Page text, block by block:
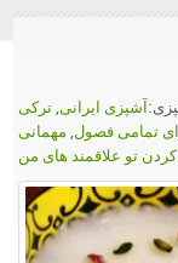
آشپزی ایرانی, ترکی
تمامی فصول, مهمانی
تو علاقمند های من